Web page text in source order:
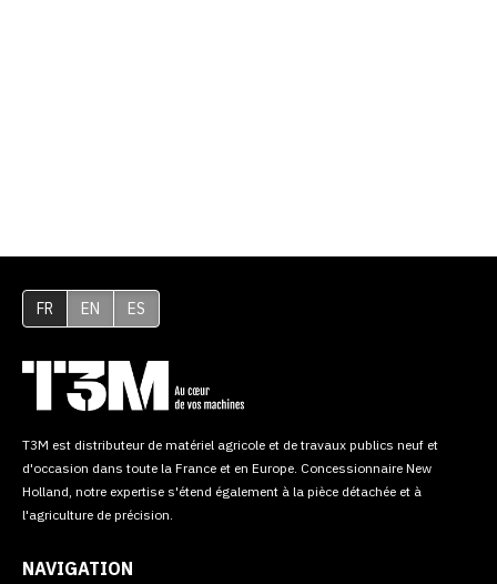
FR EN ES
T3M est distributeur de matériel agricole et de travaux publics neuf et
d'occasion dans toute la France et en Europe. Concessionnaire New
Holland, notre expertise s'étend également à la pièce détachée et à
l'agriculture de précision.
NAVIGATION